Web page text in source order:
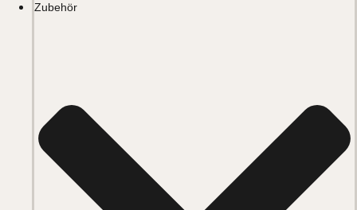
Zubehör